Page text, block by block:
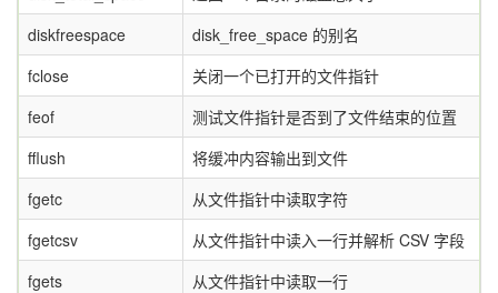
diskfreespace
disk_free_space 的别名
fclose
关闭一个已打开的文件指针
feof
测试文件指针是否到了文件结束的位置
fflush
将缓冲内容输出到文件
fgetc
从文件指针中读取字符
fgetcsv
从文件指针中读入一行并解析 CSV 字段
fgets
从文件指针中读取一行